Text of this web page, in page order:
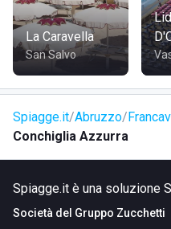
Il lido può essere
come iltreno: la fermata
Mare, dista solo 750 metri
La Caravella
San Salvo
Spiagge.it Abruzzo
Conchiglia Azzurra
Spiagge.it è una soluzione
Società del Gruppo Zucchetti